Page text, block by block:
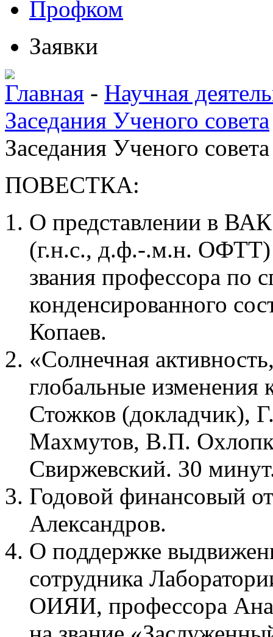
Профком
Заявки
Главная - Научная
Заседания Ученого совета
Заседания Ученого
ПОВЕСТКА:
О представлении в
(г.н.с., д.ф.-.м.н. ОФТТ)
звания профессора по
конденсированного
Копаев.
«Солнечная
глобальные
Стожков (докладчик),
Махмутов, В.П.
Свиржевский. 30
Годовой финансовый
Александров.
О поддержке
сотрудника
ОИЯИ, профессора